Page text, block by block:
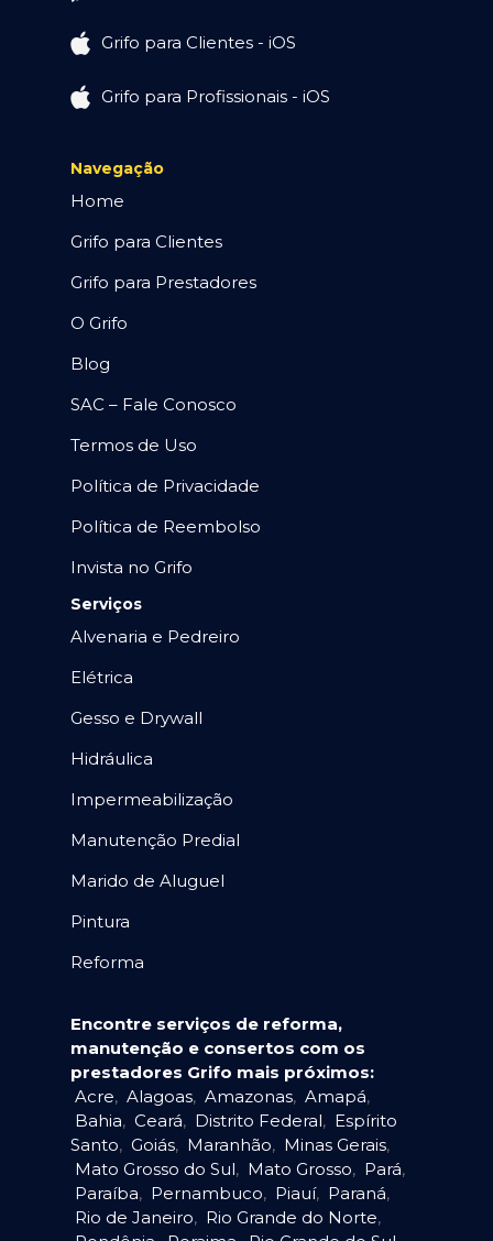
Grifo para Clientes - iOS
Grifo para Profissionais - iOS
Navegação
Home
Grifo para Clientes
Grifo para Prestadores
O Grifo
Blog
SAC – Fale Conosco
Termos de Uso
Política de Privacidade
Política de Reembolso
Invista no Grifo
Serviços
Alvenaria e Pedreiro
Elétrica
Gesso e Drywall
Hidráulica
Impermeabilização
Manutenção Predial
Marido de Aluguel
Pintura
Reforma
Encontre serviços de reforma,
manutenção e consertos com os
prestadores Grifo mais próximos:
Acre, Alagoas, Amazonas, Amapá,
Bahia, Ceará, Distrito Federal, Espírito
Santo, Goiás, Maranhão, Minas Gerais,
Mato Grosso do Sul, Mato Grosso, Pará,
Paraíba, Pernambuco, Piauí, Paraná,
Rio de Janeiro, Rio Grande do Norte,